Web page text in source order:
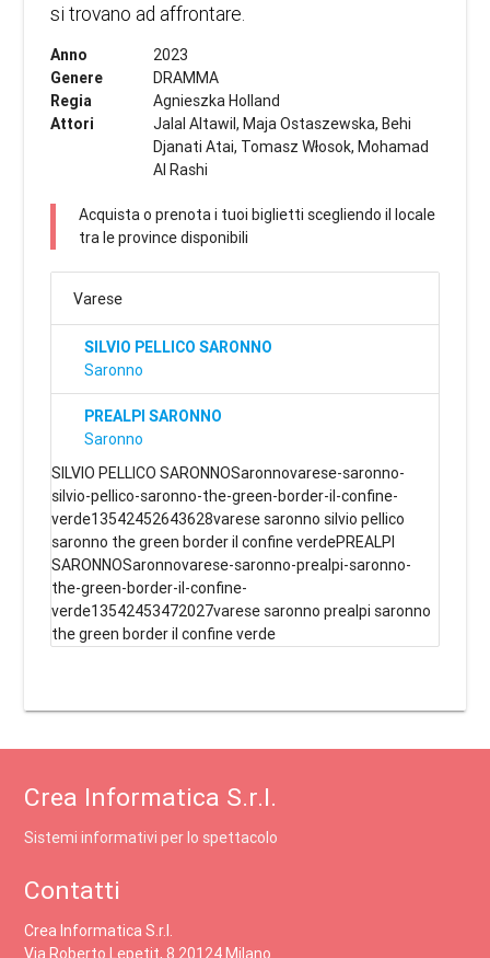
si trovano ad affrontare.
Anno
2023
Genere
DRAMMA
Regia
Agnieszka Holland
Attori
Jalal Altawil, Maja Ostaszewska, Behi
Djanati Atai, Tomasz Włosok, Mohamad
Al Rashi
Acquista o prenota i tuoi biglietti scegliendo il locale
tra le province disponibili
Varese
SILVIO PELLICO SARONNO
Saronno
PREALPI SARONNO
Saronno
SILVIO PELLICO SARONNOSaronnovarese-saronno-
silvio-pellico-saronno-the-green-border-il-confine-
verde13542452643628varese saronno silvio pellico
saronno the green border il confine verdePREALPI
SARONNOSaronnovarese-saronno-prealpi-saronno-
the-green-border-il-confine-
verde13542453472027varese saronno prealpi saronno
the green border il confine verde
Crea Informatica S.r.l.
Sistemi informativi per lo spettacolo
Contatti
Crea Informatica S.r.l.
Via Roberto Lepetit, 8 20124 Milano